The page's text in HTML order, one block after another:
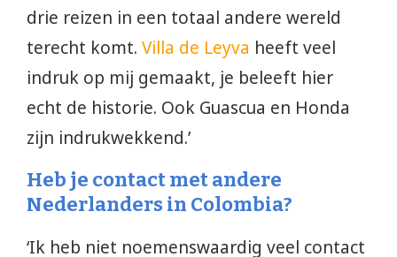
drie reizen in een totaal andere wereld
terecht komt. Villa de Leyva heeft veel
indruk op mij gemaakt, je beleeft hier
echt de historie. Ook Guascua en Honda
zijn indrukwekkend.’
Heb je contact met andere
Nederlanders in Colombia?
‘Ik heb niet noemenswaardig veel contact